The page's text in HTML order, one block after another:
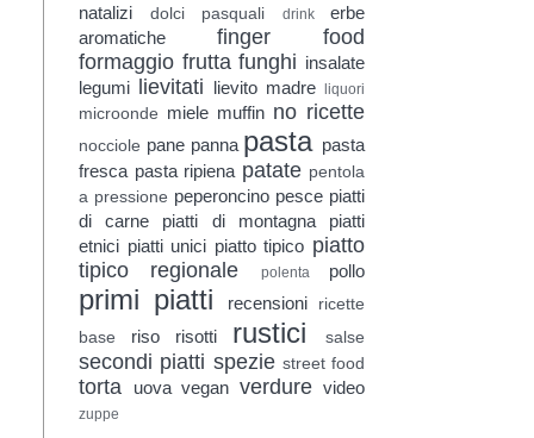
natalizi
dolci pasquali drink
erbe
aromatiche
finger food
formaggio frutta funghi insalate
legumi lievitati lievito madre liquori
microonde miele muffin no ricette
nocciole pane panna pasta pasta
fresca pasta ripiena patate pentola
a pressione peperoncino pesce piatti
di carne
piatti di montagna
piatti
etnici piatti unici piatto tipico piatto
tipico regionale
polenta pollo
primi piatti recensioni
ricette
base
riso risotti rustici salse
secondi piatti spezie street food
torta uova vegan verdure video
zuppe